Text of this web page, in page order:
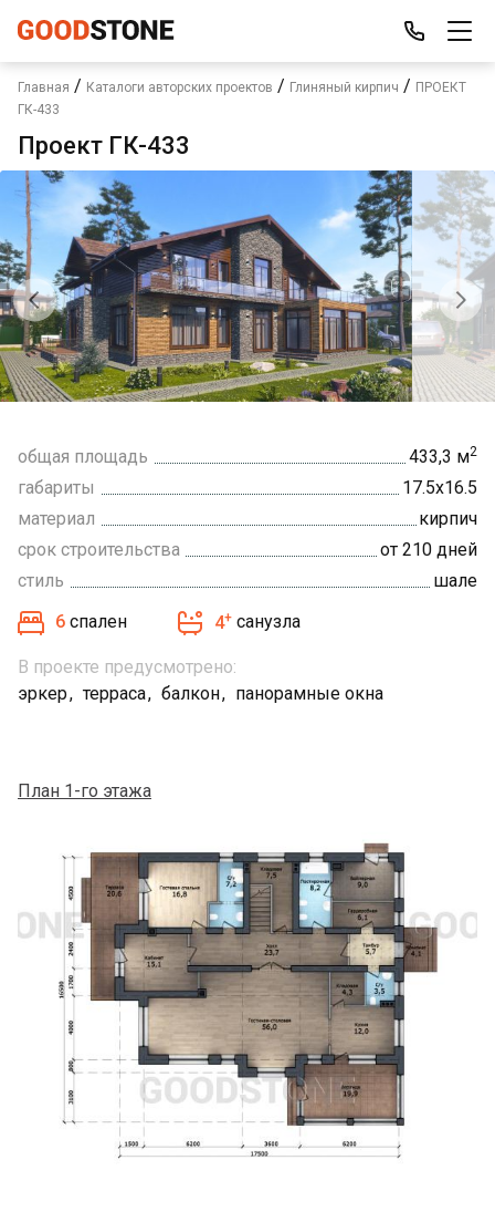
Главная / Каталоги авторских проектов / Глиняный кирпич / ПРОЕКТ
ГК-433
Проект ГК-433
общая площадь 433,3 м2
габариты
17.5х16.5
материал
кирпич
срок строительства
от 210 дней
стиль
шале
6 спален 4+ санузла
В проекте предусмотрено:
эркер
терраса балкон панорамные окна
План 1-го этажа